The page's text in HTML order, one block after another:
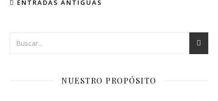
ENTRADAS ANTIGUAS
NUESTRO PROPÓSITO